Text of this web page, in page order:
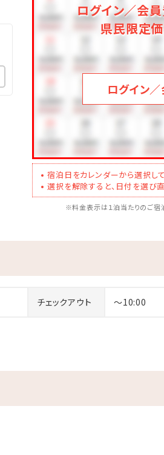
ログイン／会員
県民限定
ログイン
宿泊日をカレンダーから選択し
選択を解除すると、日付を選び
※料金表示は１泊当たりのご宿
チェックアウト ～10:00